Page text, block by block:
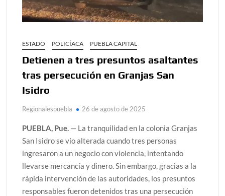
ESTADO POLICÍACA PUEBLA CAPITAL
Detienen a tres presuntos asaltantes
tras persecución en Granjas San
Isidro
Regionalespuebla 26 de agosto de 2025
PUEBLA, Pue. — La tranquilidad en la colonia Granjas
San Isidro se vio alterada cuando tres personas
ingresaron a un negocio con violencia, intentando
llevarse mercancía y dinero. Sin embargo, gracias a la
rápida intervención de las autoridades, los presuntos
responsables fueron detenidos tras una persecución